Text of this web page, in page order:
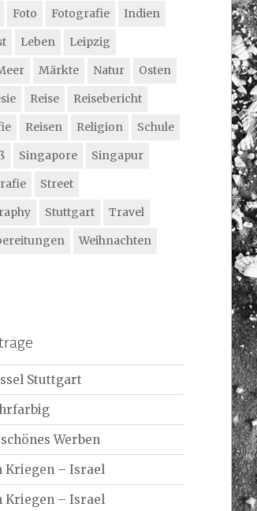
Foto Fotografie
Indien
Leben
Leipzig
Märkte Natur
Osten
Reise
Reisebericht
Reisen Religion
Schule
Singapore
Singapur
Street
Stuttgart
Travel
Weihnachten
Stuttgart
Werben
Kriegen – Israel
Kriegen – Israel